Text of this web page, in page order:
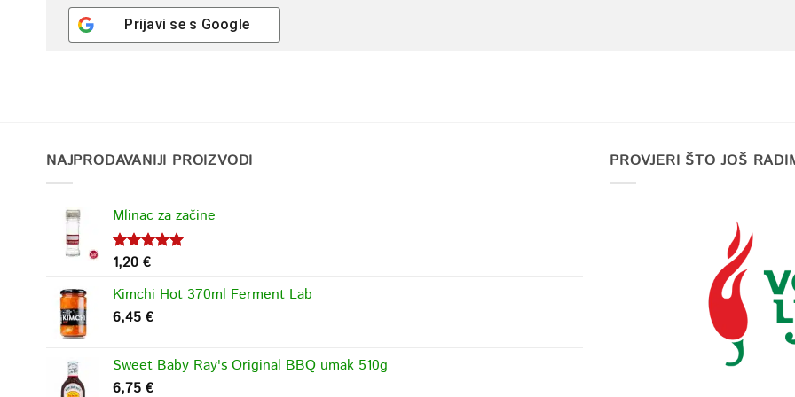
Prijavi se s Google
NAJPRODAVANIJI PROIZVODI
Mlinac za začine
Ocjenjeno
1,20 €
Kimchi Hot 370ml Ferment Lab
6,45 €
Sweet Baby Ray's Original BBQ umak 510g
6,75 €
PROVJERI ŠTO JOŠ